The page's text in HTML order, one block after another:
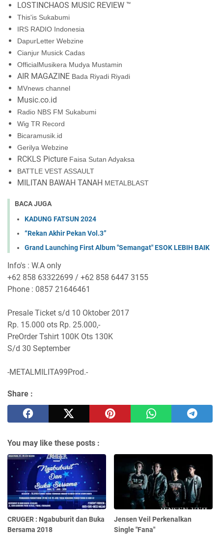
LOSTINCHAOS MUSIC REVIEW ™
This'is Sukabumi
IRS RADIO Indonesia
DapurLetter Webzine
Cianjur Musick Cadas
OfficialMusikera Mudya Mustamin
AIR MAGAZINE Bada Riyadi Riyadi
MVnews channel
Music.co.id
Radio NBS FM Sukabumi
Wig TR Record
Bicaramusik.id
Gerilya Webzine
RCKLS Picture Faisa Sutan Adyaksa
BATTLE VEST ASSAULT
MILITAN BAWAH TANAH METALBLAST
BACA JUGA
KADUNG FATSUN 2024
“Rekan Akhir Pekan Vol.3”
Grand Launching First Album "Semangat" ESOK LEBIH BAIK
Info's : W.A only
+62 858 63322699 / +62 858 6447 3155
Phone : 0857 21646461
Presale Ticket s/d 10 Oktober 2017
Rp. 15.000 ots Rp. 25.000,-
PreOrder Tshirt 100K Ots 130K
S/d 30 September
-METALMILITA99Prod.-
Share :
You may like these posts :
CRUGER : Ngabuburit dan Buka
Bersama 2018
Jensen Veil Perkenalkan
Single "Fana"